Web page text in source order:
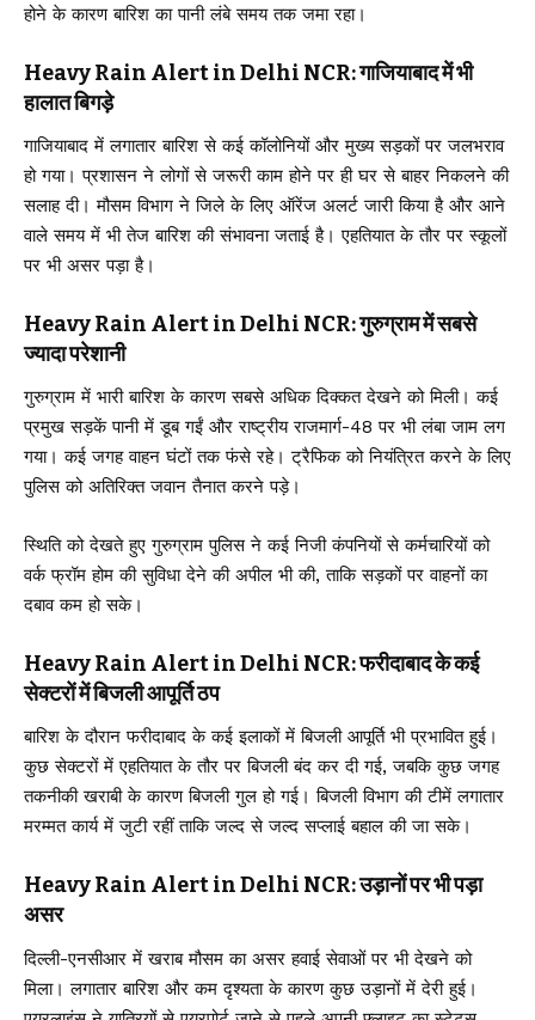
होने के कारण बारिश का पानी लंबे समय तक जमा रहा।
Heavy Rain Alert in Delhi NCR: गाजियाबाद में भी
हालात बिगड़े
गाजियाबाद में लगातार बारिश से कई कॉलोनियों और मुख्य सड़कों पर जलभराव
हो गया। प्रशासन ने लोगों से जरूरी काम होने पर ही घर से बाहर निकलने की
सलाह दी। मौसम विभाग ने जिले के लिए ऑरेंज अलर्ट जारी किया है और आने
वाले समय में भी तेज बारिश की संभावना जताई है। एहतियात के तौर पर स्कूलों
पर भी असर पड़ा है।
Heavy Rain Alert in Delhi NCR: गुरुग्राम में सबसे
ज्यादा परेशानी
गुरुग्राम में भारी बारिश के कारण सबसे अधिक दिक्कत देखने को मिली। कई
प्रमुख सड़कें पानी में डूब गईं और राष्ट्रीय राजमार्ग-48 पर भी लंबा जाम लग
गया। कई जगह वाहन घंटों तक फंसे रहे। ट्रैफिक को नियंत्रित करने के लिए
पुलिस को अतिरिक्त जवान तैनात करने पड़े।
स्थिति को देखते हुए गुरुग्राम पुलिस ने कई निजी कंपनियों से कर्मचारियों को
वर्क फ्रॉम होम की सुविधा देने की अपील भी की, ताकि सड़कों पर वाहनों का
दबाव कम हो सके।
Heavy Rain Alert in Delhi NCR: फरीदाबाद के कई
सेक्टरों में बिजली आपूर्ति ठप
बारिश के दौरान फरीदाबाद के कई इलाकों में बिजली आपूर्ति भी प्रभावित हुई।
कुछ सेक्टरों में एहतियात के तौर पर बिजली बंद कर दी गई, जबकि कुछ जगह
तकनीकी खराबी के कारण बिजली गुल हो गई। बिजली विभाग की टीमें लगातार
मरम्मत कार्य में जुटी रहीं ताकि जल्द से जल्द सप्लाई बहाल की जा सके।
Heavy Rain Alert in Delhi NCR: उड़ानों पर भी पड़ा
असर
दिल्ली-एनसीआर में खराब मौसम का असर हवाई सेवाओं पर भी देखने को
मिला। लगातार बारिश और कम दृश्यता के कारण कुछ उड़ानों में देरी हुई।